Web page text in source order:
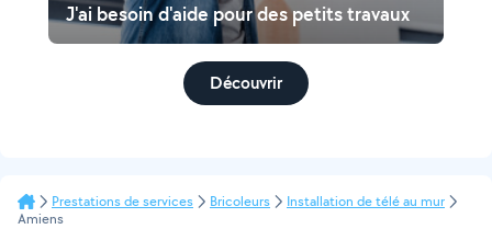
J'ai besoin d'aide pour des petits travaux
Découvrir
Prestations de services Bricoleurs
Installation de télé au mur
Amiens